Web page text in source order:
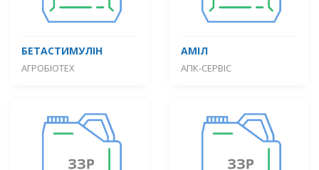
БЕТАСТИМУЛІН
АГРОБІОТЕХ
АМІЛ
АПК-СЕРВІС